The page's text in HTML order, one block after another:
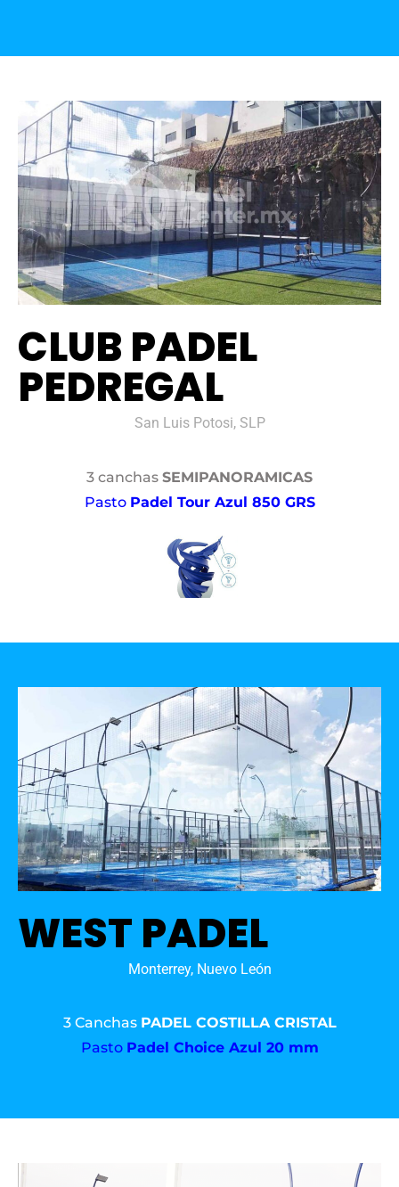
CLUB PADEL
PEDREGAL
San Luis Potosi, SLP
3 canchas SEMIPANORAMICAS
Pasto Padel Tour Azul 850 GRS
WEST PADEL
Monterrey, Nuevo León
3 Canchas PADEL COSTILLA CRISTAL
Pasto Padel Choice Azul 20 mm